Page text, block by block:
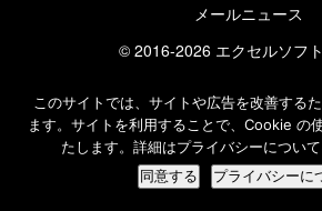
メールニュース
© 2016-2026 エクセルソフ
このサイトでは、サイトや広告を改善する
ます。サイトを利用することで、Cookie の
たします。詳細はプライバシーについて
同意する プライバシーに